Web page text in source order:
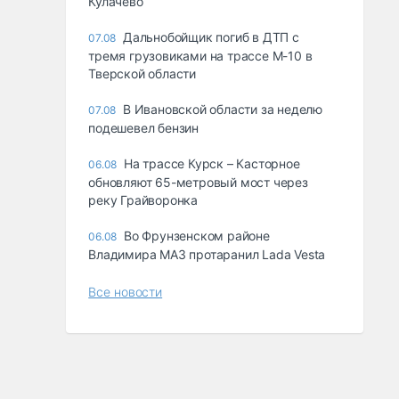
07.08 Дальнобойщик погиб в ДТП с
тремя грузовиками на трассе М-10 в
Тверской области
07.08 В Ивановской области за неделю
подешевел бензин
06.08 На трассе Курск – Касторное
обновляют 65-метровый мост через
реку Грайворонка
06.08 Во Фрунзенском районе
Владимира МАЗ протаранил Lada Vesta
Все новости